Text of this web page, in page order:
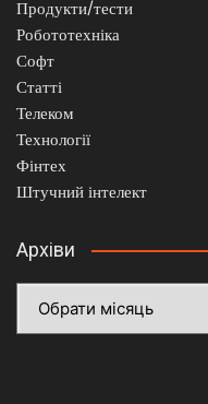
Продукти/тести
Робототехніка
Софт
Статті
Телеком
Технології
Фінтех
Штучний інтелект
Архіви